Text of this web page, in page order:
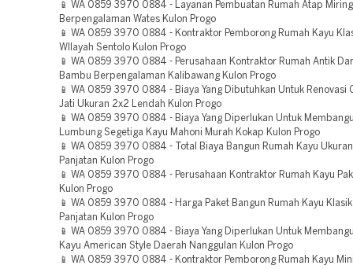
📱 WA 0859 3970 0884 - Layanan Pembuatan Rumah Atap
Berpengalaman Wates Kulon Progo
📱 WA 0859 3970 0884 - Kontraktor Pemborong Rumah Kayu
WIlayah Sentolo Kulon Progo
📱 WA 0859 3970 0884 - Perusahaan Kontraktor Rumah Antik
Bambu Berpengalaman Kalibawang Kulon Progo
📱 WA 0859 3970 0884 - Biaya Yang Dibutuhkan Untuk Renovasi
Jati Ukuran 2x2 Lendah Kulon Progo
📱 WA 0859 3970 0884 - Biaya Yang Diperlukan Untuk
Lumbung Segetiga Kayu Mahoni Murah Kokap Kulon Progo
📱 WA 0859 3970 0884 - Total Biaya Bangun Rumah Kayu
Panjatan Kulon Progo
📱 WA 0859 3970 0884 - Perusahaan Kontraktor Rumah Kayu
Kulon Progo
📱 WA 0859 3970 0884 - Harga Paket Bangun Rumah Kayu
Panjatan Kulon Progo
📱 WA 0859 3970 0884 - Biaya Yang Diperlukan Untuk
Kayu American Style Daerah Nanggulan Kulon Progo
📱 WA 0859 3970 0884 - Kontraktor Pemborong Rumah Kayu